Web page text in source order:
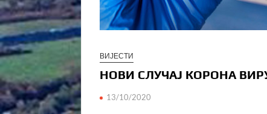
ВИЈЕСТИ
НОВИ СЛУЧАЈ КОРОНА
13/10/2020